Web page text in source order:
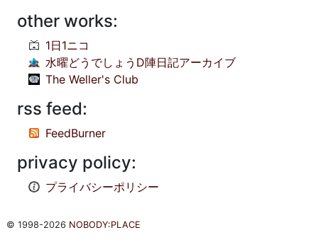
other works:
1日1ニコ
水曜どうでしょうD陣日記アーカイブ
The Weller's Club
rss feed:
FeedBurner
privacy policy:
プライバシーポリシー
© 1998-2026 NOBODY:PLACE